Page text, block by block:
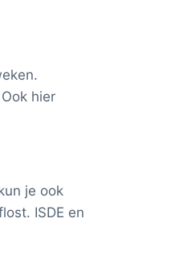
hier
je ook
ISDE en